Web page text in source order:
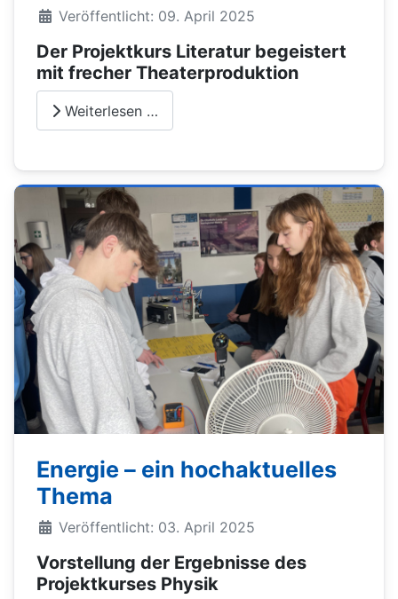
Veröffentlicht: 09. April 2025
Der Projektkurs Literatur begeistert
mit frecher Theaterproduktion
Weiterlesen …
Energie – ein hochaktuelles
Thema
Veröffentlicht: 03. April 2025
Vorstellung der Ergebnisse des
Projektkurses Physik